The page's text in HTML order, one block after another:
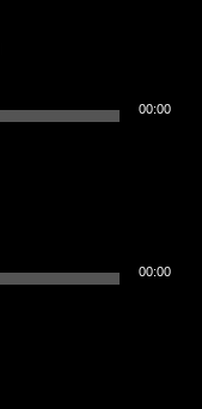
00:00
00:00